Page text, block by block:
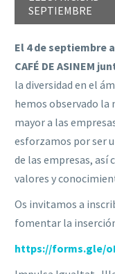
SEPTIEMBRE
El 4 de septiembre
CAFÉ DE ASINEM
la diversidad en el
hemos observado la
mayor a las
esforzamos por ser
de las empresas, así
valores y
Os invitamos a
fomentar la
https://forms.gle/